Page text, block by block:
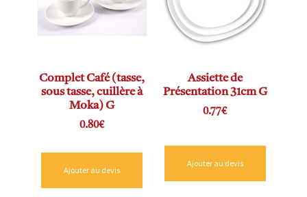
Complet Café (tasse,
sous tasse, cuillère à
Moka) G
0.80€
Ajouter au devis
Assiette de
Présentation 31cm G
0.77€
Ajouter au devis